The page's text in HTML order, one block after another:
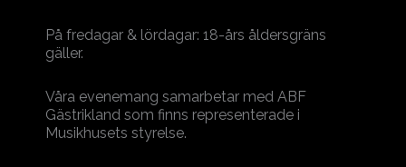
På fredagar & lördagar: 18-års åldersgräns
gäller.
Våra evenemang samarbetar med ABF
Gästrikland som finns representerade i
Musikhusets styrelse.